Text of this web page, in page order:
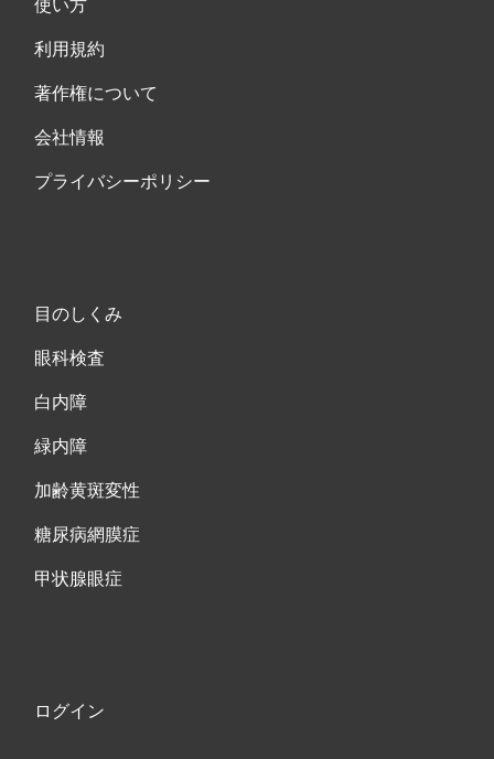
利用規約
著作権について
会社情報
プライバシーポリシー
目のしくみ
眼科検査
白内障
緑内障
加齢黄斑変性
糖尿病網膜症
甲状腺眼症
ログイン